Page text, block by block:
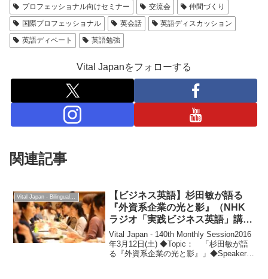
プロフェッショナル向けセミナー
交流会
仲間づくり
国際プロフェッショナル
英会話
英語ディスカッション
英語ディベート
英語勉強
Vital Japanをフォローする
関連記事
Vital Japan - Bilingual Professionals Network
【ビジネス英語】杉田敏が語る
『外資系企業の光と影』（NHK
ラジオ「実践ビジネス英語」講
師） – Vital Japan
Vital Japan - 140th Monthly Session2016
年3月12日(土) ◆Topic： 「杉田敏が語
る『外資系企業の光と影』」◆Speaker: